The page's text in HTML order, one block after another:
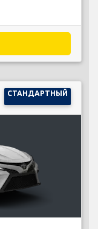
СТАНДАРТНЫЙ